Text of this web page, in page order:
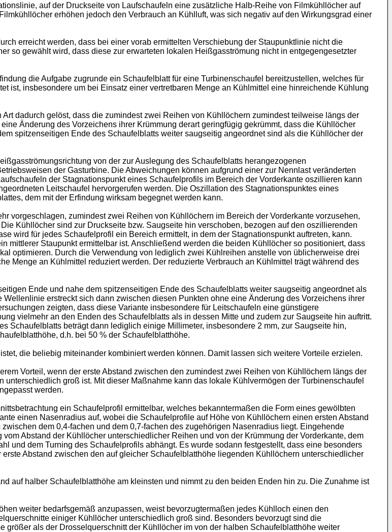
auf der Druckseite von Laufschaufeln eine zusätzliche Halb-Reihe von Filmkühllöcher auf
erhöhen jedoch den Verbrauch an Kühlluft, was sich negativ auf den Wirkungsgrad einer
erreicht werden, dass bei einer vorab ermittelten Verschiebung der Staupunktlinie nicht die
so gewählt wird, dass diese zur erwarteten lokalen Heißgasströmung nicht in entgegengesetzter
die Aufgabe zugrunde ein Schaufelblatt für eine Turbinenschaufel bereitzustellen, welches für
ist, insbesondere um bei Einsatz einer vertretbaren Menge an Kühlmittel eine hinreichende Kühlung
dadurch gelöst, dass die zumindest zwei Reihen von Kühllöchern zumindest teilweise längs der
Änderung des Vorzeichens ihrer Krümmung derart geringfügig gekrümmt, dass die Kühllöcher
spitzenseitigen Ende des Schaufelblatts weiter saugseitig angeordnet sind als die Kühllöcher der
von der zur Auslegung des Schaufelblatts herangezogenen
der Gasturbine. Die Abweichungen können aufgrund einer zur Nennlast veränderten
der Stagnationspunkt eines Schaufelprofils im Bereich der Vorderkante oszillieren kann
Leitschaufel hervorgerufen werden. Die Oszillation des Stagnationspunktes eines
dem mit der Erfindung wirksam begegnet werden kann.
vorgeschlagen, zumindest zwei Reihen von Kühllöchern im Bereich der Vorderkante vorzusehen,
Kühllöcher sind zur Druckseite bzw. Saugseite hin verschoben, bezogen auf den oszillierenden
wird für jedes Schaufelprofil ein Bereich ermittelt, in dem der Stagnationspunkt auftreten, kann.
mittlerer Staupunkt ermittelbar ist. Anschließend werden die beiden Kühllöcher so positioniert, dass
optimieren. Durch die Verwendung von lediglich zwei Kühlreihen anstelle von üblicherweise drei
Menge an Kühlmittel reduziert werden. Der reduzierte Verbrauch an Kühlmittel trägt während des
Ende und nahe dem spitzenseitigen Ende des Schaufelblatts weiter saugseitig angeordnet als
erstreckt sich dann zwischen diesen Punkten ohne eine Änderung des Vorzeichens ihrer
zeigten, dass diese Variante insbesondere für Leitschaufeln eine günstigere
vielmehr an den Enden des Schaufelblatts als in dessen Mitte und zudem zur Saugseite hin auftritt.
Schaufelblatts beträgt dann lediglich einige Millimeter, insbesondere 2 mm, zur Saugseite hin,
d.h. bei 50 % der Schaufelblatthöhe.
die beliebig miteinander kombiniert werden können. Damit lassen sich weitere Vorteile erzielen.
Vorteil, wenn der erste Abstand zwischen den zumindest zwei Reihen von Kühllöchern längs der
groß ist. Mit dieser Maßnahme kann das lokale Kühlvermögen der Turbinenschaufel
werden.
ein Schaufelprofil ermittelbar, welches bekanntermaßen die Form eines gewölbten
einen Nasenradius auf, wobei die Schaufelprofile auf Höhe von Kühllöchern einen ersten Abstand
dem 0,4-fachen und dem 0,7-fachen des zugehörigen Nasenradius liegt. Eingehende
Abstand der Kühllöcher unterschiedlicher Reihen und von der Krümmung der Vorderkante, dem
und dem Turning des Schaufelprofils abhängt. Es wurde sodann festgestellt, dass eine besonders
Abstand zwischen den auf gleicher Schaufelblatthöhe liegenden Kühllöchern unterschiedlicher
auf halber Schaufelblatthöhe am kleinsten und nimmt zu den beiden Enden hin zu. Die Zunahme ist
weiter bedarfsgemäß anzupassen, weist bevorzugtermaßen jedes Kühlloch einen den
einiger Kühllöcher unterschiedlich groß sind. Besonders bevorzugt sind die
als der Drosselquerschnitt der Kühllöcher im von der halben Schaufelblatthöhe weiter